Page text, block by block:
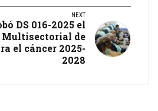
NEXT
DS 016-2025 el
de
el cáncer 2025-
2028